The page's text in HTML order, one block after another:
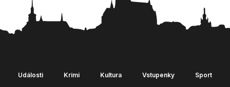
Události Krimi Kultura Vstupenky Sport